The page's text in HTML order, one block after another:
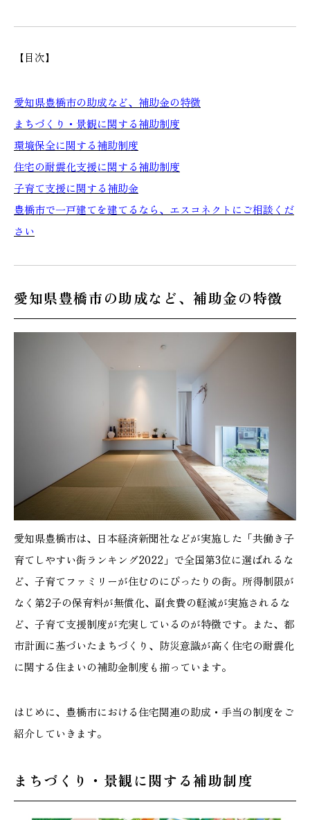
本社
053-488-5127
10:00〜19:00 水曜定休
【目次】
愛知県豊橋市の助成など、補助金の特徴
まちづくり・景観に関する補助制度
環境保全に関する補助制度
住宅の耐震化支援に関する補助制度
子育て支援に関する補助金
豊橋市で一戸建てを建てるなら、エスコネクトにご相談くだ
さい
愛知県豊橋市の助成など、補助金の特徴
愛知県豊橋市は、日本経済新聞社などが実施した「共働き子
育てしやすい街ランキング2022」で全国第3位に選ばれるな
ど、子育てファミリーが住むのにぴったりの街。所得制限が
なく第2子の保育料が無償化、副食費の軽減が実施されるな
ど、子育て支援制度が充実しているのが特徴です。また、都
市計画に基づいたまちづくり、防災意識が高く住宅の耐震化
に関する住まいの補助金制度も揃っています。
はじめに、豊橋市における住宅関連の助成・手当の制度をご
紹介していきます。
まちづくり・景観に関する補助制度